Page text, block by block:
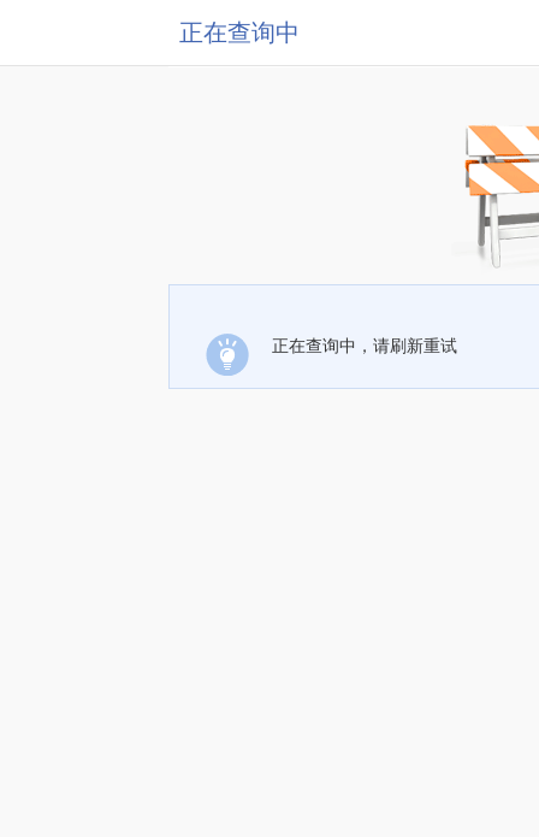
正在查询中
正在查询中，请刷新重试